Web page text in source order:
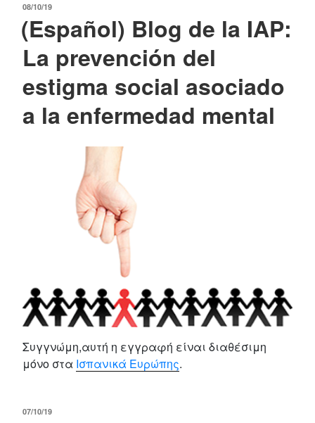
POSTED
08/10/19
(Español) Blog de la IAP:
La prevención del
estigma social asociado
a la enfermedad mental
Συγγνώμη,αυτή η εγγραφή είναι διαθέσιμη
μόνο στα Ισπανικά Ευρώπης.
POSTED
07/10/19